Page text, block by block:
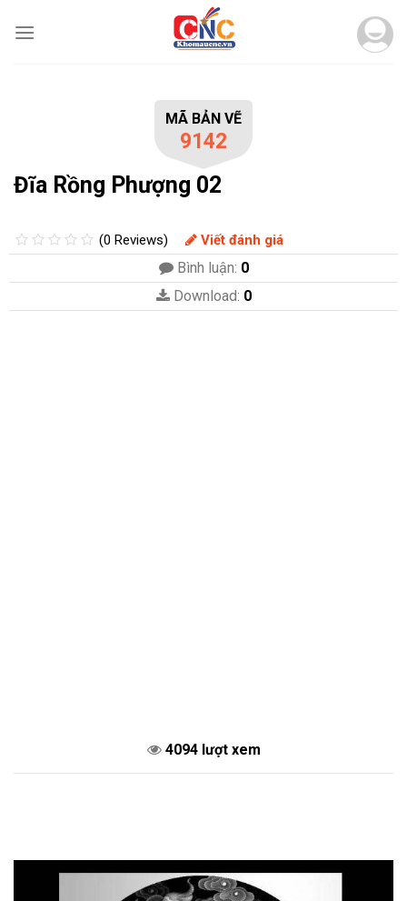
MÃ BẢN VẼ
9142
Đĩa Rồng Phượng 02
(0 Reviews) Viết đánh giá
Bình luận: 0
Download: 0
4094 lượt xem